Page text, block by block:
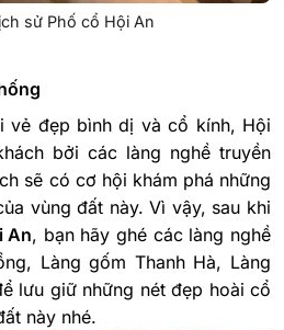
sử Phố cổ Hội An
vẻ đẹp bình dị và cổ kính, Hội
bởi các làng nghề truyền
sẽ có cơ hội khám phá những
vùng đất này. Vì vậy, sau khi
An, bạn hãy ghé các làng nghề
Làng gốm Thanh Hà, Làng
lưu giữ những nét đẹp hoài cổ
này nhé.